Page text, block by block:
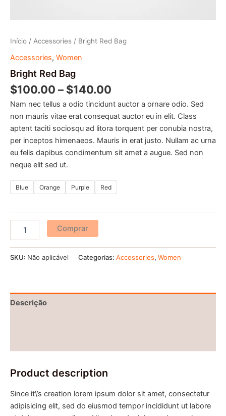
Início / Accessories / Bright Red Bag
Accessories, Women
Bright Red Bag
$100.00 – $140.00
Nam nec tellus a odio tincidunt auctor a ornare odio. Sed
non mauris vitae erat consequat auctor eu in elit. Class
aptent taciti sociosqu ad litora torquent per conubia nostra,
per inceptos himenaeos. Mauris in erat justo. Nullam ac urna
eu felis dapibus condimentum sit amet a augue. Sed non
neque elit sed ut.
Blue Orange Purple Red
Comprar
SKU: Não aplicável Categorias: Accessories, Women
Descrição
Product description
Since it\’s creation lorem ipsum dolor sit amet, consectetur
adipisicing elit, sed do eiusmod tempor incididunt ut labore